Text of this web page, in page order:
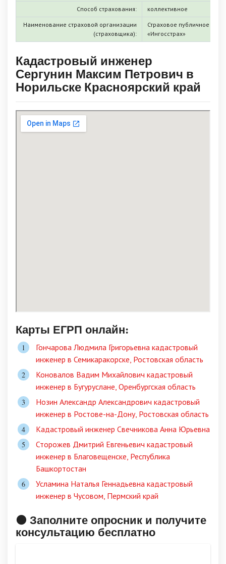
Способ страхования: коллективное
Наименование страховой организации
(страховщика):
Страховое публичное
«Ингосстрах»
Кадастровый инженер
Сергунин Максим Петрович в
Норильске Красноярский край
Карты ЕГРП онлайн:
Гончарова Людмила Григорьевна кадастровый
инженер в Семикаракорске, Ростовская область
Коновалов Вадим Михайлович кадастровый
инженер в Бугуруслане, Оренбургская область
Нозин Александр Александрович кадастровый
инженер в Ростове-на-Дону, Ростовская область
Кадастровый инженер Свечникова Анна Юрьевна
Сторожев Дмитрий Евгеньевич кадастровый
инженер в Благовещенске, Республика
Башкортостан
Усламина Наталья Геннадьевна кадастровый
инженер в Чусовом, Пермский край
🟠 Заполните опросник и получите
консультацию бесплатно